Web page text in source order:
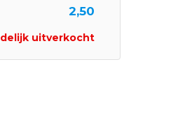
2,50
uitverkocht